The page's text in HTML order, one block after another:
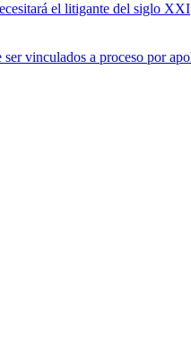
el litigante del siglo XXI